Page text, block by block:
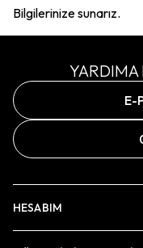
Bilgilerinize sunarız.
YARDIMA
E-
HESABIM